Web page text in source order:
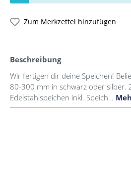
Zum Merkzettel hinzufügen
Beschreibung
Wir fertigen dir deine Speichen!
80-300 mm in schwarz oder silber.
Edelstahlspeichen inkl. Speich…